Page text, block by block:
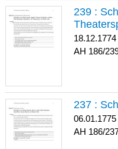
239 :
18.12.1774
186/
237 :
06.01.1775
186/